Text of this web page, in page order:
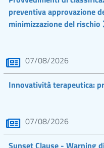
preventiva approvazione
minimizzazione del rischio
07/08/2026
Innovatività terapeutica:
07/08/2026